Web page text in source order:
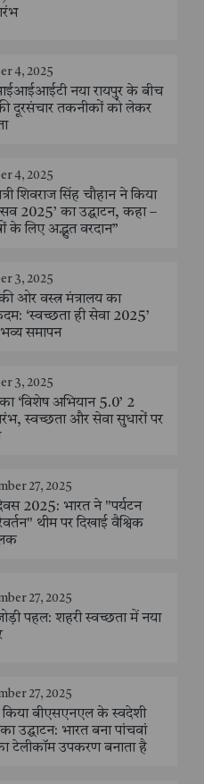
4, 2025
नया रायपुर के बीच
दूरसंचार तकनीकों को लेकर
4, 2025
शिवराज सिंह चौहान ने किया
2025’ का उद्घाटन, कहा –
के लिए अद्भुत वरदान”
3, 2025
ओर वस्त्र मंत्रालय का
‘स्वच्छता ही सेवा 2025’
समापन
3, 2025
का ‘विशेष अभियान 5.0’ 2
स्वच्छता और सेवा सुधारों पर
27, 2025
2025: भारत ने "पर्यटन
थीम पर दिखाई वैश्विक
27, 2025
पहल: शहरी स्वच्छता में नया
27, 2025
किया बीएसएनएल के स्वदेशी
उद्घाटन: भारत बना पांचवां
टेलीकॉम उपकरण बनाता है